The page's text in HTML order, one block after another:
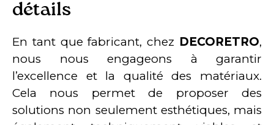
détails
En tant que fabricant, chez DECORETRO,
nous nous engageons à garantir
l’excellence et la qualité des matériaux.
Cela nous permet de proposer des
solutions non seulement esthétiques, mais